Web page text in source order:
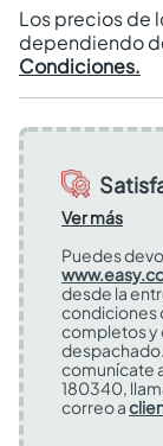
Los precios de
dependiendo
Condiciones.
Ver más
Puedes
desde la
condiciones
completos y
comunícate
180340,
correo a